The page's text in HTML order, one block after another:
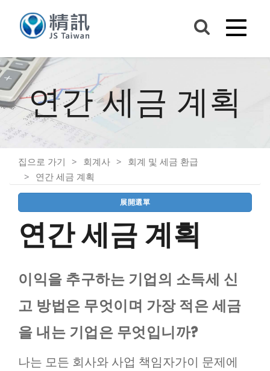
연간 세금 계획
집으로 가기 회계사
회계 및 세금 환급
연간 세금 계획
展開選單
연간 세금 계획
이익을 추구하는 기업의 소득세 신
고 방법은 무엇이며 가장 적은 세금
을 내는 기업은 무엇입니까?
나는 모든 회사와 사업 책임자가이 문제에